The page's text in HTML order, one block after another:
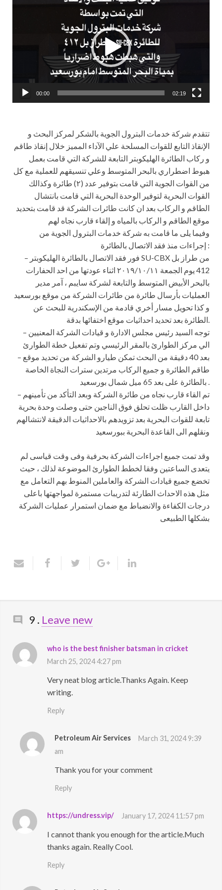
00:00 02:19
تتقدم شركة خدمات البترول الجوية بالشكر لمركز البحث و
الإنقاذ التابع للقوات المسلحة علي الآداء المميز خلال إنقاذ طاقم
و ركاب الطائرة الهليكوبتر التابعة للشركة التي قامت بعمل
هبوط اضطراري بالبحر المتوسط وعلي تنسيقهم للعملية مع كل
من القوات الجوية التي قامت بتوفير عدد (٢) طائرة وكذالك
القوات البحرية لتوفير الوحدة البحرية التي قامت بانتشال
الطاقم و الركاب بعد ان كانت طائرات الشركة قد قامت بتحديد
موقع الطاقم و الركاب بالمياه و إلقاء قارب نجاه لهم
وفيما يلى ما قامت به شركة خدمات البترول الجوية من
إجراءات منذ فقد الاتصال بالطائرة :
– فور فقد الاتصال بالطائرة الهليكوبتر SU-CBX من طراز بل
412 يوم الجمعة ٢٠١٩/١٠/١١ اثناء عودتها من احد الحفارات
بالبحر الأبيض المتوسط والتابعة لشركة سايبم ، آمر مدير
العمليات بأرسال طائرة من طائرات الشركة من موقع بورسعيد
و كذا تحويل مسار أخري قادمة من الإسكندرية للبحث عن
– توجه السيد رئيس مجلس الادارة و قيادات الشركة المعنيين
الي مركز الطوارئ بالمقر الرئيسي وتم تفعيل خطة الطوارئ
– بعد 40 دقيقة من البحث تمكن طيارو الشركة من تحديد موقع
طاقم الطائرة و جميع الركاب مرتدين سترات النجاة الخاصة
– تم القاء قارب نجاه من طائرة الشركة وبعد التأكد من تأمينهم
داخل القارب ظلت تحلق فوق الناجين حتى وصلت وحدة بحرية
تابعة للقوات البحرية بعد تزويدهم بالاحداثيات الدقيقة لانتشالهم
ونقلهم الى القاعدة البحرية ببورسعيد
وقد تمت جميع اجراءات الشركة بحرفية وفى وقت قياسى لم
يتعدى الساعتين وفقا لخطط الطوارئ الموضوعة لذلك ، حيث
تخضع جميع قيادات الشركة والعاملين المنوط بهم التعامل مع
مثل هذه الاحداث الطارئة لتدريبات مستمرة لمواجهتها باعلى
درجات الكفاءة والانضباط مع ضمان استمرار عمليات الشركة
بشكلها الطبيعى
9 Comments
. Leave new
who is the best finisher batsman in cricket
March 25, 2024 4:27 pm
Very neat blog article.Thanks Again. Keep
writing.
Reply
Petroleum Air Services
March 31, 2024 9:39
am
Thank you for your comment
Reply
https://undress.vip/ January 17, 2024 11:57 pm
I cannot thank you enough for the article.Much
thanks again. Really Cool.
Reply